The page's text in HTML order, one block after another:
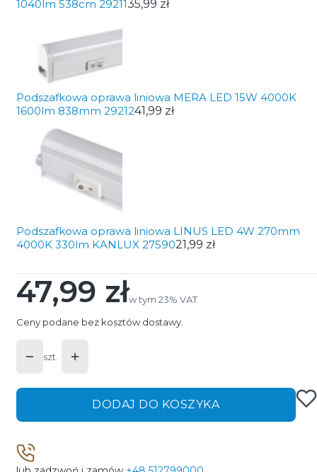
1040lm 538cm 2921135,99 zł
Podszafkowa oprawa liniowa MERA LED 15W 4000K
1600lm 838mm 2921241,99 zł
Podszafkowa oprawa liniowa LINUS LED 4W 270mm
4000K 330lm KANLUX 2759021,99 zł
Cena
47,99 złw tym 23% VAT
w tym 23% VAT
Ceny podane bez kosztów dostawy.
szt.
DODAJ DO KOSZYKA